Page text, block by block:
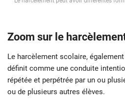
Zoom sur le
Le harcèlement scolaire,
définit comme une conduite
répétée et perpétrée par un ou
ou de plusieurs autres élèves.